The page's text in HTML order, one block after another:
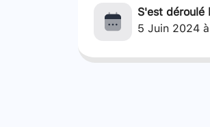
S'est déroulé
5 Juin 2024